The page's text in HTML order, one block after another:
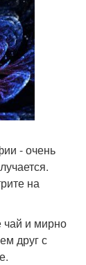
- очень
на
чай и мирно
друг с